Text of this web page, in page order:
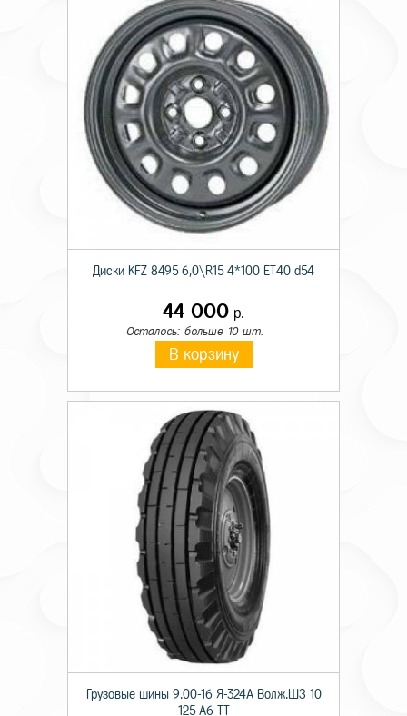
Диски KFZ 8495 6,0\R15 4*100 ET40 d54
44 000 р.
Осталось: больше 10 шт.
В корзину
Грузовые шины 9.00-16 Я-324А Волж.ШЗ 10
125 A6 TT